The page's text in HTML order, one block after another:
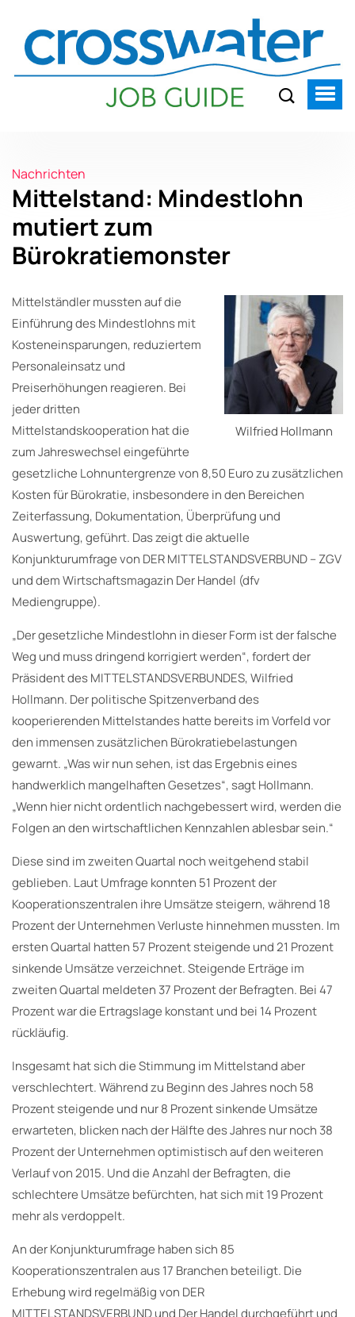
Nachrichten
Mittelstand: Mindestlohn
mutiert zum
Bürokratiemonster
Wilfried Hollmann
Mittelständler mussten auf die
Einführung des Mindestlohns mit
Kosteneinsparungen, reduziertem
Personaleinsatz und
Preiserhöhungen reagieren. Bei
jeder dritten
Mittelstandskooperation hat die
zum Jahreswechsel eingeführte
gesetzliche Lohnuntergrenze von 8,50 Euro zu zusätzlichen
Kosten für Bürokratie, insbesondere in den Bereichen
Zeiterfassung, Dokumentation, Überprüfung und
Auswertung, geführt. Das zeigt die aktuelle
Konjunkturumfrage von DER MITTELSTANDSVERBUND – ZGV
und dem Wirtschaftsmagazin Der Handel (dfv
Mediengruppe).
„Der gesetzliche Mindestlohn in dieser Form ist der falsche
Weg und muss dringend korrigiert werden“, fordert der
Präsident des MITTELSTANDSVERBUNDES, Wilfried
Hollmann. Der politische Spitzenverband des
kooperierenden Mittelstandes hatte bereits im Vorfeld vor
den immensen zusätzlichen Bürokratiebelastungen
gewarnt. „Was wir nun sehen, ist das Ergebnis eines
handwerklich mangelhaften Gesetzes“, sagt Hollmann.
„Wenn hier nicht ordentlich nachgebessert wird, werden die
Folgen an den wirtschaftlichen Kennzahlen ablesbar sein.“
Diese sind im zweiten Quartal noch weitgehend stabil
geblieben. Laut Umfrage konnten 51 Prozent der
Kooperationszentralen ihre Umsätze steigern, während 18
Prozent der Unternehmen Verluste hinnehmen mussten. Im
ersten Quartal hatten 57 Prozent steigende und 21 Prozent
sinkende Umsätze verzeichnet. Steigende Erträge im
zweiten Quartal meldeten 37 Prozent der Befragten. Bei 47
Prozent war die Ertragslage konstant und bei 14 Prozent
rückläufig.
Insgesamt hat sich die Stimmung im Mittelstand aber
verschlechtert. Während zu Beginn des Jahres noch 58
Prozent steigende und nur 8 Prozent sinkende Umsätze
erwarteten, blicken nach der Hälfte des Jahres nur noch 38
Prozent der Unternehmen optimistisch auf den weiteren
Verlauf von 2015. Und die Anzahl der Befragten, die
schlechtere Umsätze befürchten, hat sich mit 19 Prozent
mehr als verdoppelt.
An der Konjunkturumfrage haben sich 85
Kooperationszentralen aus 17 Branchen beteiligt. Die
Erhebung wird regelmäßig von DER
MITTELSTANDSVERBUND und Der Handel durchgeführt und